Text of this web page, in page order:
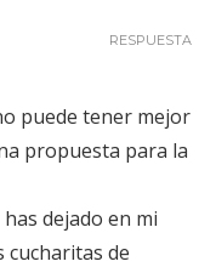
puede tener mejor
propuesta para la
dejado en mi
cucharitas de
RESPUESTA